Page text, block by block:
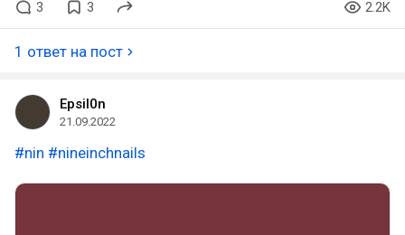
3 3 2.2K
1 ответ на пост
Epsil0n
21.09.2022
#nin #nineinchnails